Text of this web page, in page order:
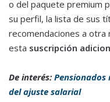
o del paquete premium
su perfil, la lista de sus
recomendaciones a otra
esta suscripción
De interés: Pensionados
del ajuste salarial